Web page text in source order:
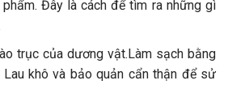
Đây là cách để tìm ra những gì
trục của dương vật.Làm sạch bằng
Lau khô và bảo quản cẩn thận để sử